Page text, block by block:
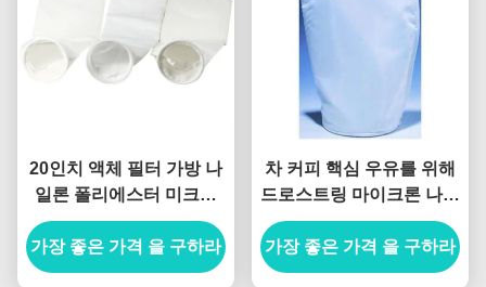
20인치 액체 필터 가방 나
일론 폴리에스터 미크론
메시 필터 가방
가장 좋은 가격 을 구하라
차 커피 핵심 우유를 위해
드로스트링 마이크론 나일
론 메쉬 필터가방
가장 좋은 가격 을 구하라